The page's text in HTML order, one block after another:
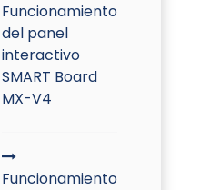
Funcionamiento
del panel
interactivo
SMART Board
MX-V4
Funcionamiento